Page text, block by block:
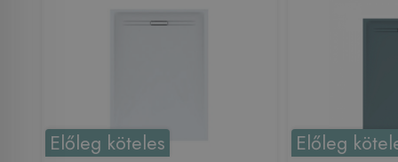
Előleg köteles Előleg